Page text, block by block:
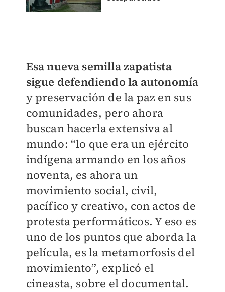
Esa nueva semilla zapatista
sigue defendiendo la autonomía
y preservación de la paz en sus
comunidades, pero ahora
buscan hacerla extensiva al
mundo: “lo que era un ejército
indígena armando en los años
noventa, es ahora un
movimiento social, civil,
pacífico y creativo, con actos de
protesta performáticos. Y eso es
uno de los puntos que aborda la
película, es la metamorfosis del
movimiento”, explicó el
cineasta, sobre el documental.